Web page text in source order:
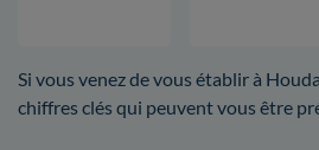
Si vous venez de vous établir à
chiffres clés qui peuvent vous être